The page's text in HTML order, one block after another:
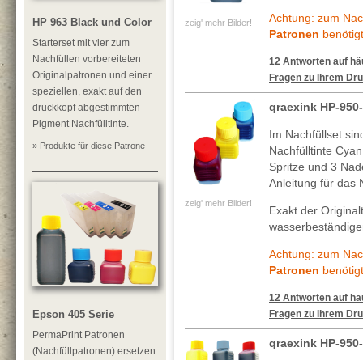
HP 963 Black und Color
Starterset mit vier zum
Nachfüllen vorbereiteten
Originalpatronen und einer
speziellen, exakt auf den
druckkopf abgestimmten
Pigment Nachfülltinte.
» Produkte für diese Patrone
Epson 405 Serie
PermaPrint Patronen
(Nachfüllpatronen) ersetzen
zeig' mehr Bilder!
Achtung: zum
Patronen
12 Antworten auf
Fragen zu Ihrem
zeig' mehr Bilder!
qraexink HP-
Im Nachfüllset
Nachfülltinte
Spritze und 3
Anleitung für das
Exakt der
Achtung: zum
Patronen
12 Antworten auf
Fragen zu Ihrem
qraexink HP-